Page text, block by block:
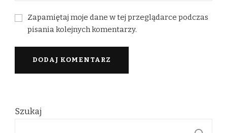
Zapamiętaj moje dane w tej przeglądarce podczas
pisania kolejnych komentarzy.
Szukaj